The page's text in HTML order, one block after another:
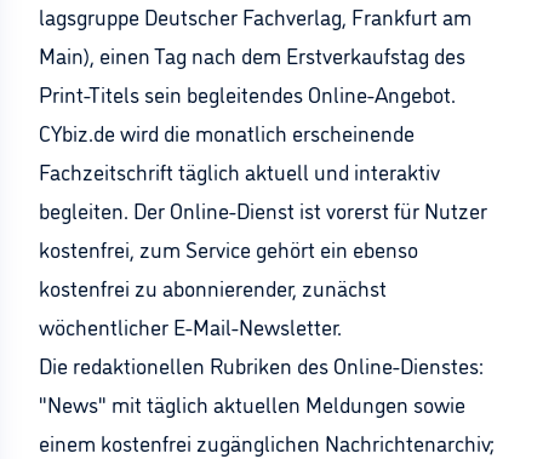
lagsgruppe Deutscher Fachverlag, Frankfurt am
Main), einen Tag nach dem Erstverkaufstag des
Print-Titels sein begleitendes Online-Angebot.
CYbiz.de wird die monatlich erscheinende
Fachzeitschrift täglich aktuell und interaktiv
begleiten. Der Online-Dienst ist vorerst für Nutzer
kostenfrei, zum Service gehört ein ebenso
kostenfrei zu abonnierender, zunächst
wöchentlicher E-Mail-Newsletter.
Die redaktionellen Rubriken des Online-Dienstes:
"News" mit täglich aktuellen Meldungen sowie
einem kostenfrei zugänglichen Nachrichtenarchiv;